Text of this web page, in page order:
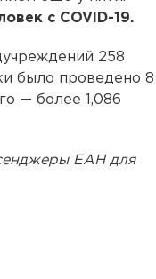
с COVID-19.
258
было проведено 8
— более 1,086
ЕАН для